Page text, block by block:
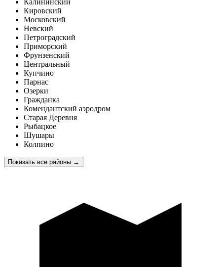
Калининский
Кировский
Московский
Невский
Петроградский
Приморский
Фрунзенский
Центральный
Купчино
Парнас
Озерки
Гражданка
Комендантский аэродром
Старая Деревня
Рыбацкое
Шушары
Колпино
Показать все районы →